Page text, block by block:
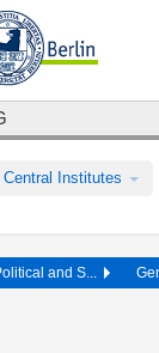
Central Institutes
and S...